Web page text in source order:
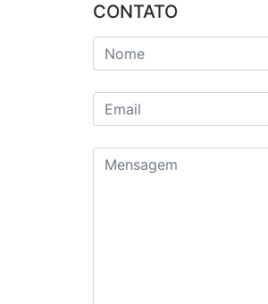
CONTATO